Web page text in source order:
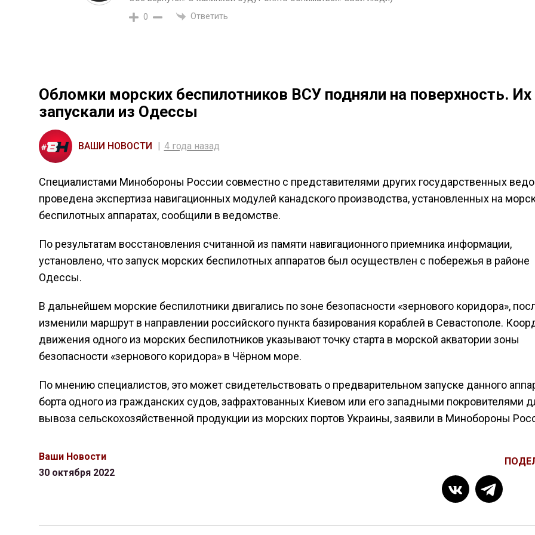
0 Ответить
Обломки морских беспилотников ВСУ подняли на поверхность. Их
запускали из Одессы
ВАШИ НОВОСТИ 4 года назад
Специалистами Минобороны России совместно с представителями других государственных
проведена экспертиза навигационных модулей канадского производства, установленных на
беспилотных аппаратах, сообщили в ведомстве.
По результатам восстановления считанной из памяти навигационного приемника информации,
установлено, что запуск морских беспилотных аппаратов был осуществлен с побережья в районе
Одессы.
В дальнейшем морские беспилотники двигались по зоне безопасности «зернового коридора»,
изменили маршрут в направлении российского пункта базирования кораблей в Севастополе.
движения одного из морских беспилотников указывают точку старта в морской акватории зоны
безопасности «зернового коридора» в Чёрном море.
По мнению специалистов, это может свидетельствовать о предварительном запуске данного
борта одного из гражданских судов, зафрахтованных Киевом или его западными покровителями
вывоза сельскохозяйственной продукции из морских портов Украины, заявили в Минобороны
Ваши Новости
30 октября 2022